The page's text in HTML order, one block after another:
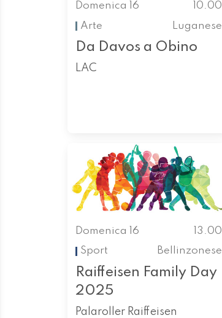
Domenica 16
10.00
Arte
Luganese
Da Davos a Obino
LAC
Domenica 16
13.00
Sport
Bellinzonese
Raiffeisen Family Day
2025
Palaroller Raiffeisen